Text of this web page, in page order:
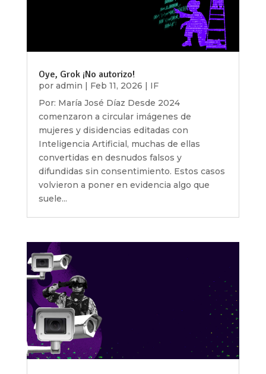
Oye, Grok ¡No autorizo!
por admin | Feb 11, 2026 | IF
Por: María José Díaz Desde 2024
comenzaron a circular imágenes de
mujeres y disidencias editadas con
Inteligencia Artificial, muchas de ellas
convertidas en desnudos falsos y
difundidas sin consentimiento. Estos casos
volvieron a poner en evidencia algo que
suele...